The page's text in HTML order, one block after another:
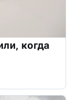
когда